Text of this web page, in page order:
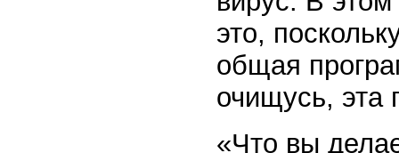
это,
общая
очищусь, эта
«Что вы